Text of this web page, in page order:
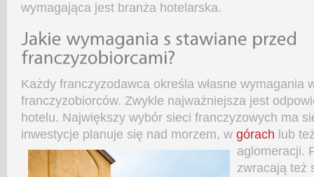
wymagająca jest branża hotelarska.
Każdy franczyzodawca określa własne wymagania
franczyzobiorców. Zwykle najważniejsza jest
hotelu. Największy wybór sieci franczyzowych ma
inwestycje planuje się nad morzem, w górach lub
aglomeracji.
zwracają też